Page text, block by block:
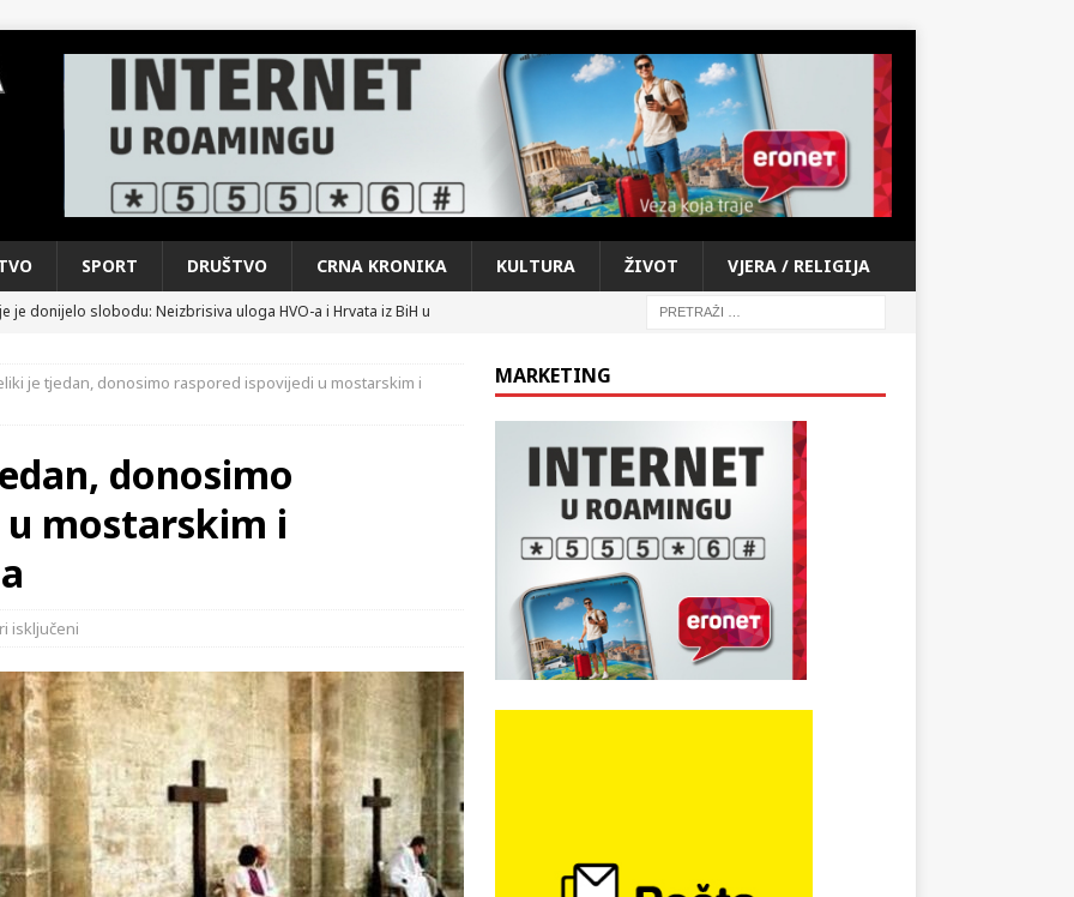
SPORT DRUŠTVO CRNA KRONIKA KULTURA ŽIVOT VJERA / RELIGIJA
je donijelo slobodu: Neizbrisiva uloga HVO-a i Hrvata iz BiH u
Večer u kojoj Knin, iseljena i domovinska Hrvatska dišu
iz sažetka dnevnih događaja za protekli vikend
29. srpnja 2018, preminuo je glazbeni genij Oliver Dragojević
iz Međugorja; ‘Slobodna Dalmacija‘ u posjedu dramatične
u polju kod granice!
CRNA KRONIKA
vala. Svježije u petak. Negdje stižu i pljuskovi. VRIJEME
je tjedan, donosimo raspored ispovijedi u mostarskim i
donosimo
mostarskim i
isključeni
MARKETING